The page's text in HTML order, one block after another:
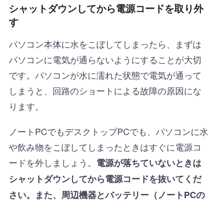
シャットダウンしてから電源コードを取り外
す
パソコン本体に水をこぼしてしまったら、まずは
パソコンに電気が通らないようにすることが大切
です。パソコンが水に濡れた状態で電気が通って
しまうと、回路のショートによる故障の原因にな
ります。
ノートPCでもデスクトップPCでも、パソコンに水
や飲み物をこぼしてしまったときはすぐに電源コ
ードを外しましょう。 電源が落ちていないときは
シャットダウンしてから電源コードを抜いてくだ
さい。また、周辺機器とバッテリー（ノートPCの